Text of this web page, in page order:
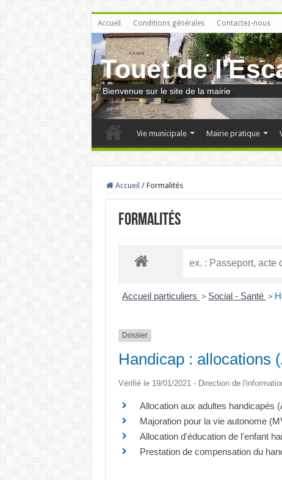
Accueil Conditions générales Contactez-nous
Touet de
Bienvenue sur le site de la mairie
Vie municipale Mairie pratique
Accueil / Formalités
Formalités
Accueil particuliers > Social - Santé >
Dossier
Handicap : allocations
Vérifié le 19/01/2021 - Direction de
Allocation aux adultes handicapés
Majoration pour la vie autonome
Allocation d'éducation de l'enfant
Prestation de compensation du